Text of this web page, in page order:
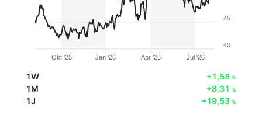
Okt '25 Jan '26 Apr '26 Jul '26
40
45
1W +1,58%
1M +8,31 %
1J +19,53%